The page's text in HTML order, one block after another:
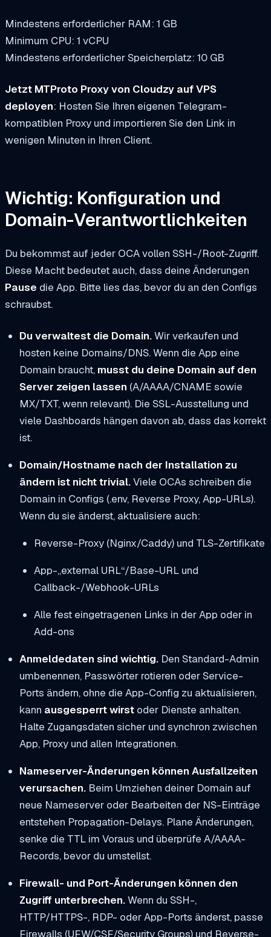
Mindestens erforderlicher RAM: 1 GB
Minimum CPU: 1 vCPU
Mindestens erforderlicher Speicherplatz: 10 GB
Jetzt MTProto Proxy von Cloudzy auf VPS
deployen: Hosten Sie Ihren eigenen Telegram-
kompatiblen Proxy und importieren Sie den Link in
wenigen Minuten in Ihren Client.
Wichtig: Konfiguration und
Domain-Verantwortlichkeiten
Du bekommst auf jeder OCA vollen SSH-/Root-Zugriff.
Diese Macht bedeutet auch, dass deine Änderungen
Pause die App. Bitte lies das, bevor du an den Configs
schraubst.
Du verwaltest die Domain.Wir verkaufen und
hosten keine Domains/DNS. Wenn die App eine
Domain braucht, musst du deine Domain auf den
Server zeigen lassen (A/AAAA/CNAME sowie
MX/TXT, wenn relevant). Die SSL-Ausstellung und
viele Dashboards hängen davon ab, dass das korrekt
ist.
Domain/Hostname nach der Installation zu
ändern ist nicht trivial.Viele OCAs schreiben die
Domain in Configs (.env, Reverse Proxy, App-URLs).
Wenn du sie änderst, aktualisiere auch:
Reverse-Proxy (Nginx/Caddy) und TLS-Zertifikate
App-„external URL“/Base-URL und
Callback-/Webhook-URLs
Alle fest eingetragenen Links in der App oder in
Add-ons
Anmeldedaten sind wichtig.Den Standard-Admin
umbenennen, Passwörter rotieren oder Service-
Ports ändern, ohne die App-Config zu aktualisieren,
kann ausgesperrt wirstoder Dienste anhalten.
Halte Zugangsdaten sicher und synchron zwischen
App, Proxy und allen Integrationen.
Nameserver-Änderungen können Ausfallzeiten
verursachen.Beim Umziehen deiner Domain auf
neue Nameserver oder Bearbeiten der NS-Einträge
entstehen Propagation-Delays. Plane Änderungen,
senke die TTL im Voraus und überprüfe A/AAAA-
Records, bevor du umstellst.
Firewall- und Port-Änderungen können den
Zugriff unterbrechen.Wenn du SSH-,
HTTP/HTTPS-, RDP- oder App-Ports änderst, passe
Firewalls (UFW/CSF/Security Groups) und Reverse-